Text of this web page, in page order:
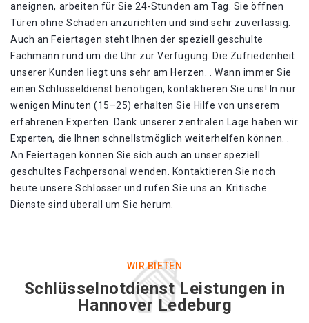
aneignen, arbeiten für Sie 24-Stunden am Tag. Sie öffnen
Türen ohne Schaden anzurichten und sind sehr zuverlässig.
Auch an Feiertagen steht Ihnen der speziell geschulte
Fachmann rund um die Uhr zur Verfügung. Die Zufriedenheit
unserer Kunden liegt uns sehr am Herzen. . Wann immer Sie
einen Schlüsseldienst benötigen, kontaktieren Sie uns! In nur
wenigen Minuten (15–25) erhalten Sie Hilfe von unserem
erfahrenen Experten. Dank unserer zentralen Lage haben wir
Experten, die Ihnen schnellstmöglich weiterhelfen können. .
An Feiertagen können Sie sich auch an unser speziell
geschultes Fachpersonal wenden. Kontaktieren Sie noch
heute unsere Schlosser und rufen Sie uns an. Kritische
Dienste sind überall um Sie herum.
WIR BIETEN
Schlüsselnotdienst Leistungen in
Hannover Ledeburg